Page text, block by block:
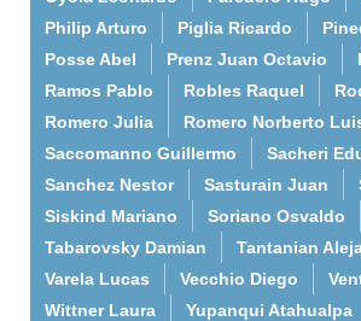
Philip Arturo
Piglia Ricardo
Posse Abel
Prenz Juan Octavio
Ramos Pablo
Robles Raquel
Romero Julia
Romero Norberto
Saccomanno Guillermo
Sacheri
Sanchez Nestor
Sasturain Juan
Siskind Mariano
Soriano Osvaldo
Tabarovsky Damian
Tantanian
Varela Lucas
Vecchio Diego
Wittner Laura
Yupanqui Atahualpa